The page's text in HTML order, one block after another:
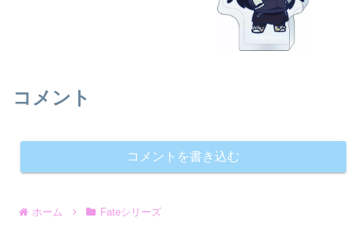
コメント
コメントを書き込む
ホーム Fateシリーズ